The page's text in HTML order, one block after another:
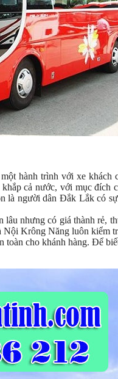
hành trình với xe
cả nước, với mục đích
là người dân Đắk Lắk có
nhưng có giá thành rẻ,
Nội Krông Năng luôn
toàn cho khánh hàng. Để